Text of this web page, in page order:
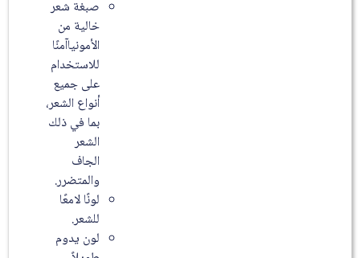
صبغة شعر
خالية من
الأمونياآمنًا
للاستخدام
على جميع
أنواع الشعر،
بما في ذلك
الشعر
الجاف
والمتضرر.
لونًا لامعًا
للشعر.
لون يدوم